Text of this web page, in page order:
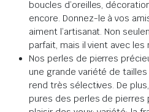
boucles d’oreilles,
encore. Donnez-le à vos
aiment l’artisanat. Non
parfait, mais il vient avec
Nos perles de pierres
une grande variété de
rend très sélectives. De
pures des perles de